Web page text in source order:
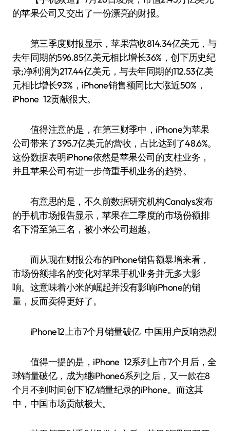
的苹果公司又交出了一份漂亮的财报。
第三季度财报显示，苹果营收814.34亿美元，与
去年同期的596.85亿美元相比增长36%，创下历史纪
录;净利润为217.44亿美元，与去年同期的112.53亿美
元相比增长93%，iPhone销售额同比大涨近50%，
iPhone 12贡献很大。
值得注意的是，在第三财季中，iPhone为苹果
公司带来了395.7亿美元的营收，占比达到了48.6%。
这份数据表明iPhone依然是苹果公司的支柱业务，
并且苹果公司有进一步倚重手机业务的趋势。
有意思的是，不久前数据研究机构Canalys发布
的手机市场报告显示，苹果在二季度的市场份额排
名下滑至第三名，被小米公司超越。
而从现在财报公布的iPhone销售额暴增来看，
市场份额排名的变化对苹果手机业务并无多大影
响。这意味着小米的崛起并没有影响iPhone的销
量，反而卖得更好了。
iPhone12上市7个月销量破亿 中国用户反响热烈
值得一提的是，iPhone 12系列上市7个月后，全
球销量破亿，成为继iPhone6系列之后，又一款在8
个月不到时间创下1亿销量纪录的iPhone。而这其
中，中国市场贡献极大。